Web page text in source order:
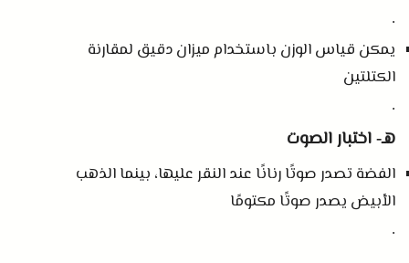
.
يمكن قياس الوزن باستخدام ميزان دقيق لمقارنة
الكتلتين
.
هـ- اختبار الصوت
الفضة تصدر صوتًا رنانًا عند النقر عليها، بينما الذهب
الأبيض يصدر صوتًا مكتومًا
.